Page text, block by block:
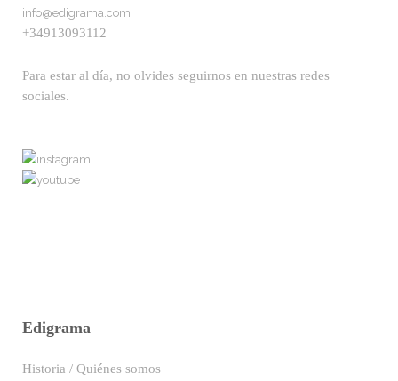
info@edigrama.com
+34913093112
Para estar al día, no olvides seguirnos en nuestras redes
sociales.
Edigrama
Historia / Quiénes somos